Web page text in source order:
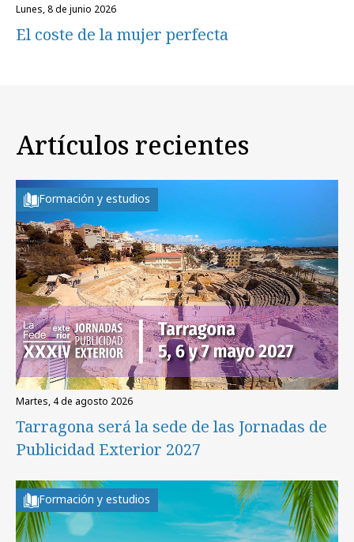
lunes, 8 de junio 2026
El coste de la mujer perfecta
Artículos recientes
Formación y estudios
martes, 4 de agosto 2026
Tarragona será la sede de las Jornadas de
Publicidad Exterior 2027
Formación y estudios